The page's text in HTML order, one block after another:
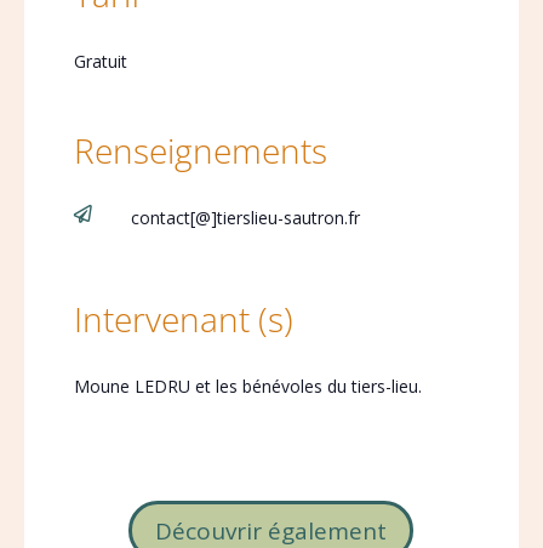
Gratuit
Renseignements
 contact[@]tierslieu-sautron.fr
Intervenant (s)
Moune LEDRU et les bénévoles du tiers-lieu.
Découvrir également